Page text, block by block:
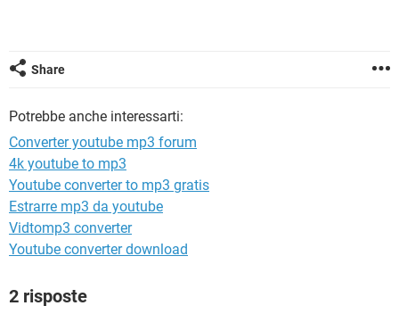
Share
Potrebbe anche interessarti:
Converter youtube mp3 forum
4k youtube to mp3
Youtube converter to mp3 gratis
Estrarre mp3 da youtube
Vidtomp3 converter
Youtube converter download
2 risposte